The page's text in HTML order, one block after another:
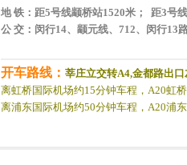
地 铁：距5号线颛桥站1520米； 距3号
公 交：闵行14、颛元线、712、闵行13
开车路线： 莘庄立交转A4,金都路出口
离虹桥国际机场约15分钟车程，A20虹
离浦东国际机场约50分钟车程，A20浦